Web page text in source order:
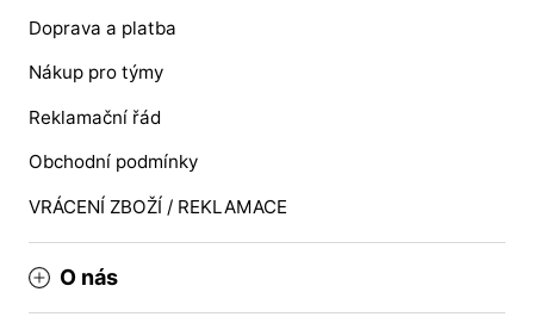
Doprava a platba
Nákup pro týmy
Reklamační řád
Obchodní podmínky
VRÁCENÍ ZBOŽÍ / REKLAMACE
O nás